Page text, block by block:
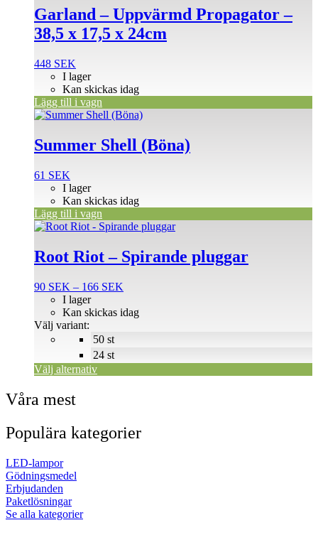
Garland – Uppvärmd Propagator –
38,5 x 17,5 x 24cm
448 SEK
I lager
Kan skickas idag
Lägg till i vagn
Summer Shell (Böna)
61 SEK
I lager
Kan skickas idag
Lägg till i vagn
Root Riot – Spirande pluggar
90 SEK – 166 SEK
till
50 st
24 st
I lager
Kan skickas idag
Välj variant:
Välj alternativ
Den
produkten
har
varianter.
olika
alternativen
på
produktsidan
Våra mest
Populära kategorier
LED-lampor
Gödningsmedel
Erbjudanden
Paketlösningar
Se alla kategorier